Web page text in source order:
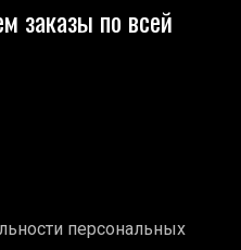
заказы по всей
персональных